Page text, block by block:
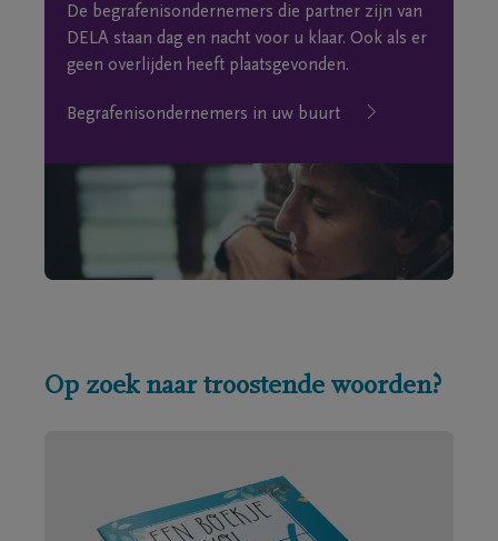
De begrafenisondernemers die partner zijn van
DELA staan dag en nacht voor u klaar. Ook als er
geen overlijden heeft plaatsgevonden.
Begrafenisondernemers in uw buurt
Op zoek naar troostende woorden?